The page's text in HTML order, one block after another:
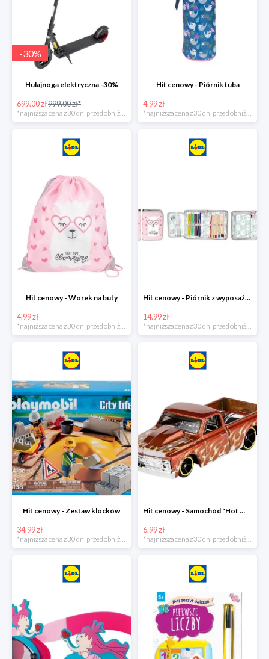
-30%
Hulajnoga elektryczna -30%
699.00 zł999.00 zł*
Hit cenowy - Piórnik tuba
4.99 zł
Hit cenowy - Worek na buty
4.99 zł
Hit cenowy - Piórnik z wyposażeniem
14.99 zł
Hit cenowy - Zestaw klocków
34.99 zł
*najniższa cena z 30 dni przed obniżką
Hit cenowy - Samochód "Hot Wheels"
6.99 zł
*najniższa cena z 30 dni przed obniżką